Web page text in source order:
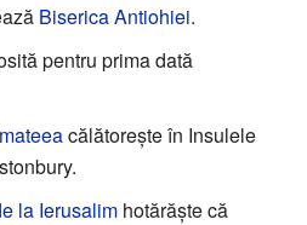
Biserica Antiohiei.
pentru prima dată
călătoreşte în Insulele
la Ierusalim hotărăşte că